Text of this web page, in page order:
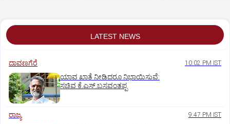
LATEST NEWS
ದಾವಣಗೆರೆ 10:02 PM IST
ಯಾವ ಖಾತೆ ನೀಡಿದರೂ ನಿಭಾಯಿಸುವೆ:
ಸಚಿವ ಕೆ.ಎಸ್.ಬಸವಂತಪ್ಪ
ರಾಜ್ಯ 9:47 PM IST